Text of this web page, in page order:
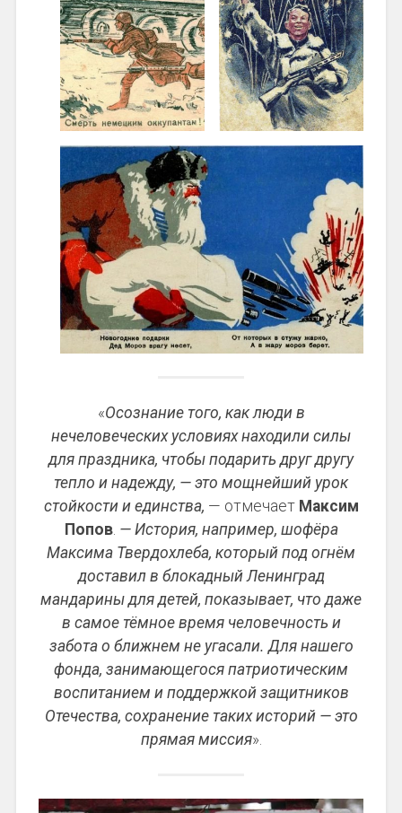
«Осознание того, как люди в
нечеловеческих условиях находили силы
для праздника, чтобы подарить друг другу
тепло и надежду, — это мощнейший урок
стойкости и единства, — отмечает Максим
Попов. — История, например, шофёра
Максима Твердохлеба, который под огнём
доставил в блокадный Ленинград
мандарины для детей, показывает, что даже
в самое тёмное время человечность и
забота о ближнем не угасали. Для нашего
фонда, занимающегося патриотическим
воспитанием и поддержкой защитников
Отечества, сохранение таких историй — это
прямая миссия».